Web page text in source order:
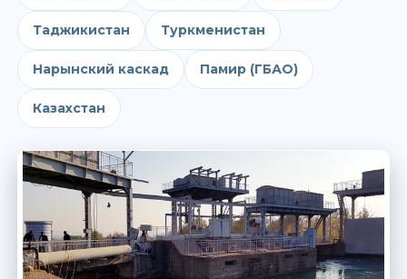
Таджикистан Туркменистан
Нарынский каскад Памир (ГБАО)
Казахстан